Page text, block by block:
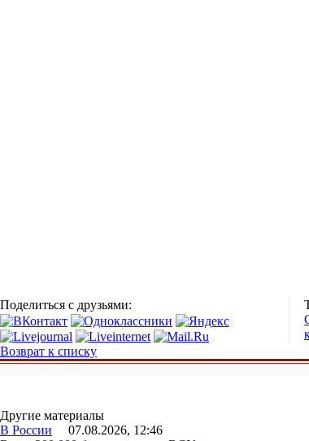
Поделиться с друзьями:
Возврат к списку
Другие материалы
В России 07.08.2026, 12:46